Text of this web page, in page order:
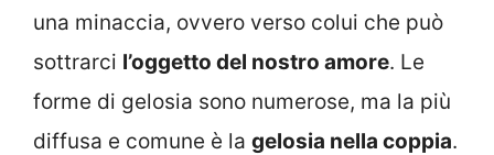
una minaccia, ovvero verso colui che può
sottrarci l’oggetto del nostro amore. Le
forme di gelosia sono numerose, ma la più
diffusa e comune è la gelosia nella coppia.